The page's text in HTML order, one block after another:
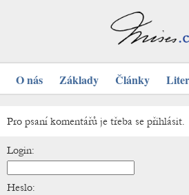
O nás Základy Články
Pro psaní komentářů je třeba se přihlásit.
Login:
Heslo: